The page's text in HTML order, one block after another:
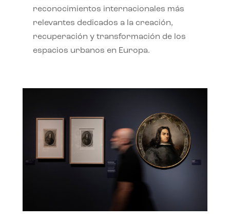
reconocimientos internacionales más
relevantes dedicados a la creación,
recuperación y transformación de los
espacios urbanos en Europa.